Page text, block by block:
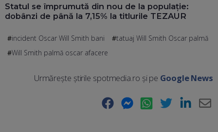
Statul se împrumută din nou de la populație:
dobânzi de până la 7,15% la titlurile TEZAUR
incident Oscar Will Smith bani
tatuaj Will Smith Oscar palmă
Will Smith palmă oscar afacere
Urmărește știrile spotmedia.ro și pe Google News
Facebook Messenger WhatsApp Twitter LinkedIn